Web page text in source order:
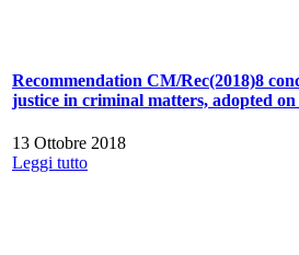
Recommendation CM/Rec(2018)8
justice in criminal matters, adopted on
13 Ottobre 2018
Leggi tutto